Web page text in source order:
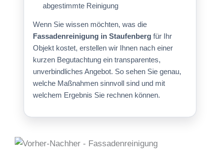
abgestimmte Reinigung
Wenn Sie wissen möchten, was die
Fassadenreinigung in Staufenbergfür Ihr
Objekt kostet, erstellen wir Ihnen nach einer
kurzen Begutachtung ein transparentes,
unverbindliches Angebot. So sehen Sie genau,
welche Maßnahmen sinnvoll sind und mit
welchem Ergebnis Sie rechnen können.